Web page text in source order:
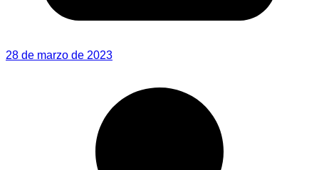
28 de marzo de 2023